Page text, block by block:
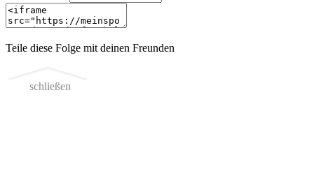
Teile diese Folge mit deinen Freunden
schließen